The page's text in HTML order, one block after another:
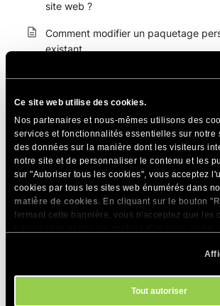
Ce site web utilise des cookies.
Nos partenaires et nous-mêmes utilisons des
services et fonctionnalités essentielles sur notre
des données sur la manière dont les visiteurs
notre site et de personnaliser le contenu et les
sur "Autoriser tous les cookies", vous acceptez
cookies par tous les sites web énumérés dans
matière de cookies. En cliquant sur le bouton
fermant cette bannière, vous n'acceptez que les
. Vous pouvez
Tout autoriser
site web ?
Comment modifier un paquetage
existant
Comment supprimer un paquetage
Puis-je changer le paquetage que
site web ?
Que signifient les ressources de plan
Comment puis -je voir l'utilisation des
site web ?
Qu’est-ce qu’une « utilisation
d’hébergement Web de SiteGround